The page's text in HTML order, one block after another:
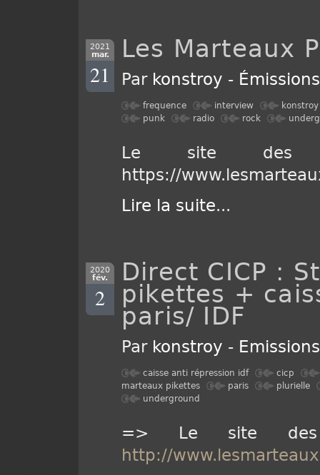
2021
mar.
21
Les Marteaux
Par konstroy -
frequence interview
konstroy
punk
radio rock
Le site des
https://
Lire la suite...
2020
fév.
2
Direct CICP :
pikettes +
paris/ IDF
Par konstroy -
caisse anti répression idf
cicp
marteaux pikettes
paris
plurielle
underground
=> Le site
http://